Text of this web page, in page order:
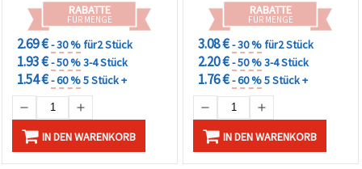
RABATTE
FÜR MENGE
2.69 €- 30 %für2 Stück
1.93 €- 50 %3-4 Stück
1.54 €- 60 %5 Stück +
IN DEN WARENKORB
RABATTE
FÜR MENGE
3.08 €- 30 %für2 Stück
2.20 €- 50 %3-4 Stück
1.76 €- 60 %5 Stück +
IN DEN WARENKORB